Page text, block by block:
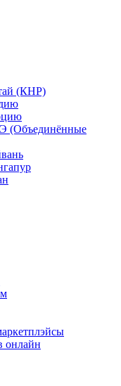
(КНР)
(Объединённые
онлайн